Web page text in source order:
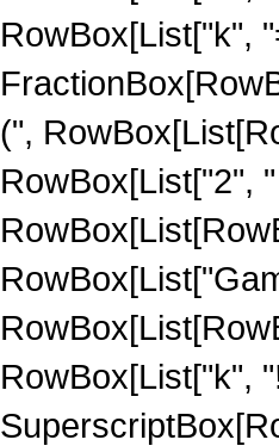
RowBox[List["k",
(",
RowBox[List["2",
RowBox[List["k",